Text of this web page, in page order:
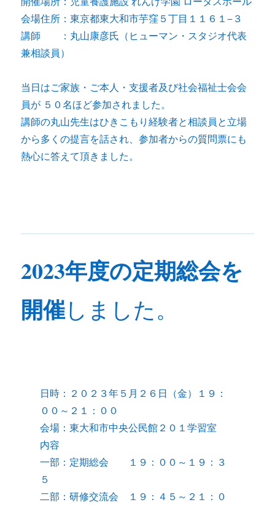
会場住所：東京都東大和市芋窪５丁目１１６１−３
講師 ：丸山康彦氏（ヒューマン・スタジオ代表
兼相談員）
当日はご家族・ご本人・支援者及び社会福祉士会会
員が ５０名ほど参加されました。
講師の丸山先生はひきこもり経験者と相談員と立場
から多くの提言を話され、参加者からの質問票にも
熱心に答えて頂きました。
2023年度の定期総会を
開催しました。
日時：２０２３年５月２６日（金）１９：
００～２１：００
会場：東大和市中央公民館２０１学習室
内容
一部：定期総会 １９：００～１９：３
５
二部：研修交流会 １９：４５～２１：０